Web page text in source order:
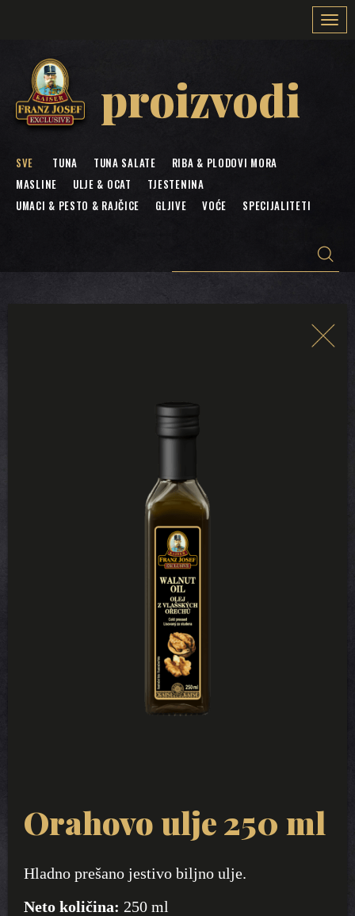
proizvodi
SVE TUNA TUNA SALATE
RIBA & PLODOVI MORA
MASLINE
ULJE & OCAT
TJESTENINA
UMACI & PESTO & RAJČICE
GLJIVE VOĆE SPECIJALITETI
Orahovo ulje 250 ml
Hladno prešano jestivo biljno ulje.
Neto količina: 250 ml